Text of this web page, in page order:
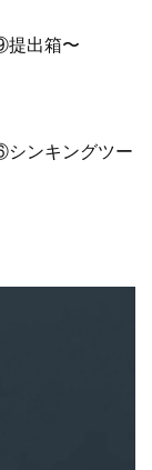
提出箱〜
シンキングツー